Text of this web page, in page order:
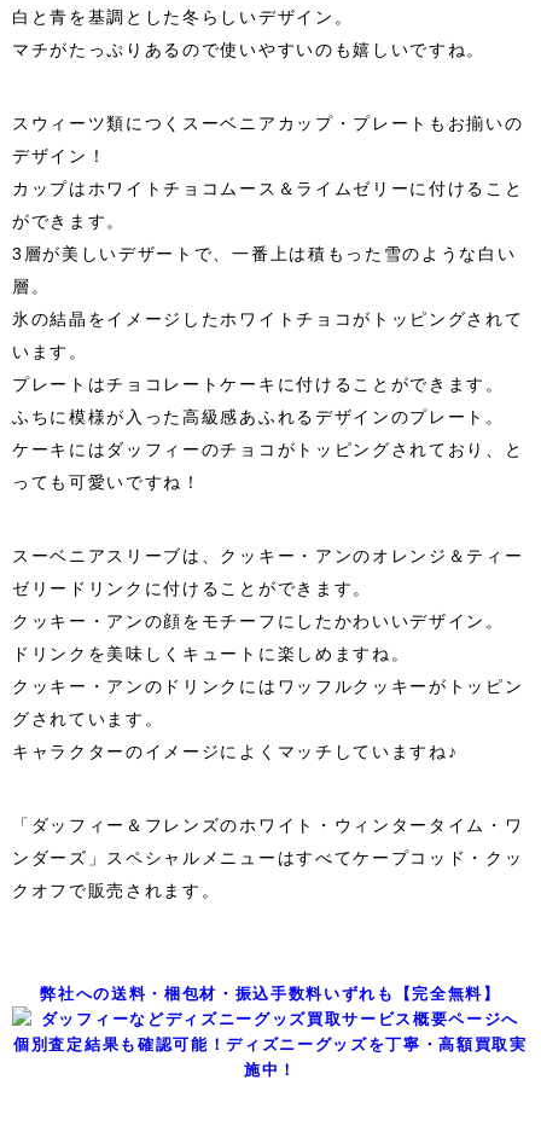
白と青を基調とした冬らしいデザイン。
マチがたっぷりあるので使いやすいのも嬉しいですね。
スウィーツ類につくスーベニアカップ・プレートもお揃いの
デザイン！
カップはホワイトチョコムース＆ライムゼリーに付けること
ができます。
3層が美しいデザートで、一番上は積もった雪のような白い
層。
氷の結晶をイメージしたホワイトチョコがトッピングされて
います。
プレートはチョコレートケーキに付けることができます。
ふちに模様が入った高級感あふれるデザインのプレート。
ケーキにはダッフィーのチョコがトッピングされており、と
っても可愛いですね！
スーベニアスリーブは、クッキー・アンのオレンジ＆ティー
ゼリードリンクに付けることができます。
クッキー・アンの顔をモチーフにしたかわいいデザイン。
ドリンクを美味しくキュートに楽しめますね。
クッキー・アンのドリンクにはワッフルクッキーがトッピン
グされています。
キャラクターのイメージによくマッチしていますね♪
「ダッフィー＆フレンズのホワイト・ウィンタータイム・ワ
ンダーズ」スペシャルメニューはすべてケープコッド・クッ
クオフで販売されます。
弊社への送料・梱包材・振込手数料いずれも【完全無料】
個別査定結果も確認可能！ディズニーグッズを丁寧・高額買取実
施中！